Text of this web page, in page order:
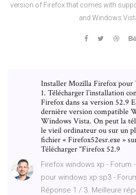
version of Firefox that comes with
and Windows
Installer Mozilla Firefox
1. Télécharger l’installation
Firefox dans sa version 52.9
dernière version compatible
Windows Vista. On peut la
le vieil ordinateur ou sur un
fichier « Firefox52esr.exe »
Télécharger “Firefox 52.9
Firefox windows xp - Forum
pour windows xp sp3 -
Réponse 1 / 3. Meilleure